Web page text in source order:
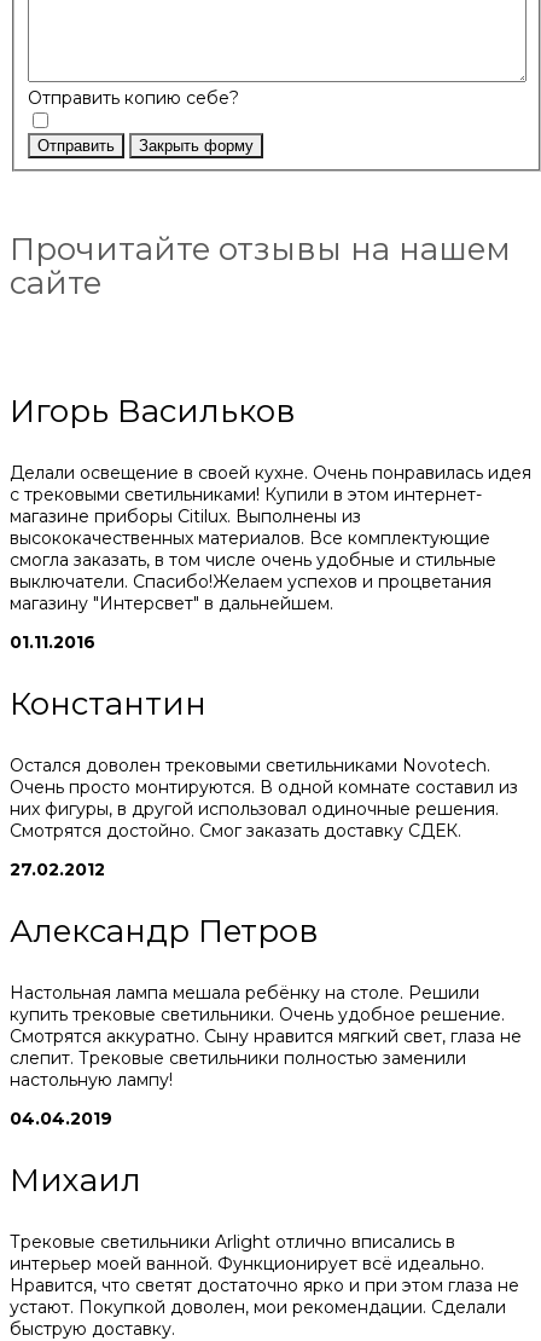
Отправить копию себе?
Отправить Закрыть форму
Прочитайте отзывы на нашем
сайте
Игорь Васильков
Делали освещение в своей кухне. Очень понравилась идея
с трековыми светильниками! Купили в этом интернет-
магазине приборы Citilux. Выполнены из
высококачественных материалов. Все комплектующие
смогла заказать, в том числе очень удобные и стильные
выключатели. Спасибо!Желаем успехов и процветания
магазину "Интерсвет" в дальнейшем.
01.11.2016
Константин
Остался доволен трековыми светильниками Novotech.
Очень просто монтируются. В одной комнате составил из
них фигуры, в другой использовал одиночные решения.
Смотрятся достойно. Смог заказать доставку СДЕК.
27.02.2012
Александр Петров
Настольная лампа мешала ребёнку на столе. Решили
купить трековые светильники. Очень удобное решение.
Смотрятся аккуратно. Сыну нравится мягкий свет, глаза не
слепит. Трековые светильники полностью заменили
настольную лампу!
04.04.2019
Михаил
Трековые светильники Arlight отлично вписались в
интерьер моей ванной. Функционирует всё идеально.
Нравится, что светят достаточно ярко и при этом глаза не
устают. Покупкой доволен, мои рекомендации. Сделали
быструю доставку.